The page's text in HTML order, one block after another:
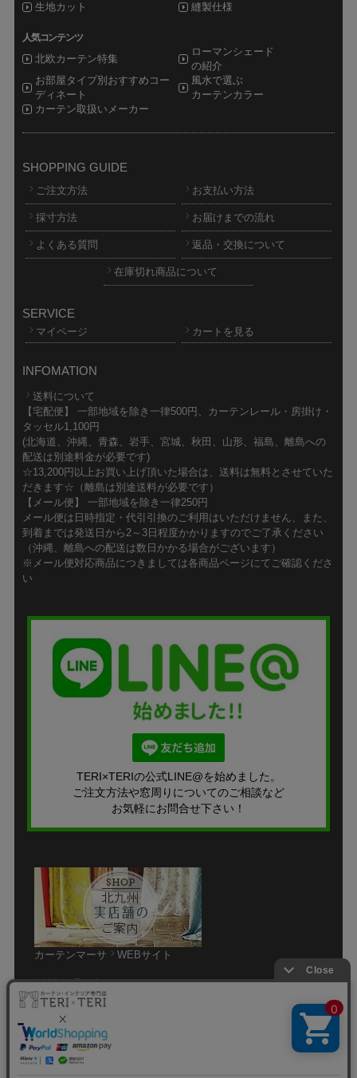
生地カット
縫製仕様
人気コンテンツ
北欧カーテン特集
ローマンシェード
の紹介
お部屋タイプ別おすすめコー
ディネート
風水で選ぶ
カーテンカラー
カーテン取扱いメーカー
SHOPPING GUIDE
ご注文方法 お支払い方法
採寸方法 お届けまでの流れ
よくある質問 返品・交換について
在庫切れ商品について
SERVICE
マイページ カートを見る
INFOMATION
送料について
【宅配便】 一部地域を除き一律500円、カーテンレール・房掛け・
タッセル1,100円
(北海道、沖縄、青森、岩手、宮城、秋田、山形、福島、離島への
配送は別途料金が必要です)
☆13,200円以上お買い上げ頂いた場合は、送料は無料とさせていた
だきます☆（離島は別途送料が必要です）
【メール便】 一部地域を除き一律250円
メール便は日時指定・代引引換のご利用はいただけません、また、
到着までは発送日から2～3日程度かかりますのでご了承ください
（沖縄、離島への配送は数日かかる場合がございます）
※メール便対応商品につきましては各商品ページにてご確認くださ
い
TERI×TERIの公式LINE@を始めました。
ご注文方法や窓周りについてのご相談など
お気軽にお問合せ下さい！
カーテンマーサ WEBサイト
個人情報の取り扱いについて
特定商取引法に関する表示
サイトマップ